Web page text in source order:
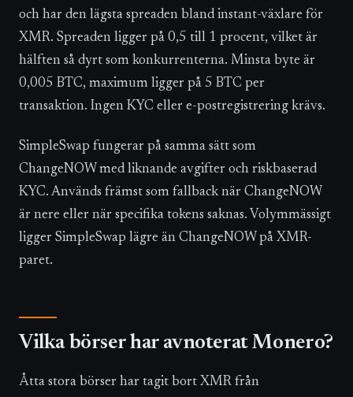
och har den lägsta spreaden bland instant-växlare för
XMR. Spreaden ligger på 0,5 till 1 procent, vilket är
hälften så dyrt som konkurrenterna. Minsta byte är
0,005 BTC, maximum ligger på 5 BTC per
transaktion. Ingen KYC eller e-postregistrering krävs.
SimpleSwap fungerar på samma sätt som
ChangeNOW med liknande avgifter och riskbaserad
KYC. Används främst som fallback när ChangeNOW
är nere eller när specifika tokens saknas. Volymmässigt
ligger SimpleSwap lägre än ChangeNOW på XMR-
paret.
Vilka börser har avnoterat Monero?
Åtta stora börser har tagit bort XMR från